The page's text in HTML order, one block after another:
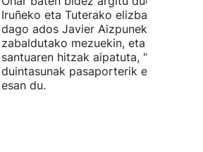
Iruñeko eta Tuterako elizbarrutia ez
dago ados Javier Aizpunek
zabaldutako mezuekin, eta aita
santuaren hitzak aipatuta, "giza
duintasunak pasaporterik ez" duela
esan du.